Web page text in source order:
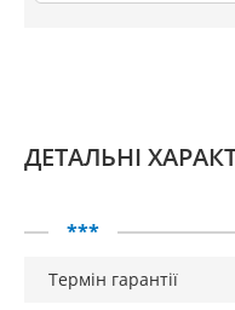
ДЕТАЛЬНІ
***
Термін гарантії